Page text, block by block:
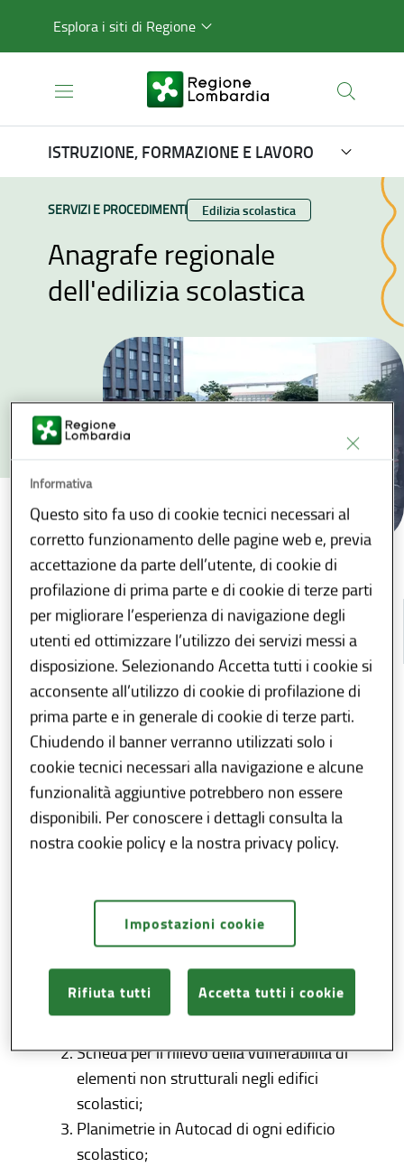
Esplora i siti di Regione
ISTRUZIONE, FORMAZIONE E LAVORO
TIPO CONTENUTO:
SERVIZI E PROCEDIMENTI Categoria:
Edilizia scolastica
Anagrafe regionale
dell'edilizia scolastica
... / Anagrafe regionale dell'edilizia scolastica
INDICE
Condividi E-reader Download
Descrizione
Il portale, mette a disposizione dei soggetti
abilitati (Comuni, Scuole, Province,
informazioni:
Schede dell'Anagrafe degli Edifici
Scolastici relative al Censimento
Scheda per il rilievo della vulnerabilità di
elementi non strutturali negli edifici
scolastici;
Planimetrie in Autocad di ogni edificio
scolastico;
Informativa
Questo sito fa uso di cookie tecnici necessari al
corretto funzionamento delle pagine web e, previa
accettazione da parte dell’utente, di cookie di
profilazione di prima parte e di cookie di terze parti
per migliorare l’esperienza di navigazione degli
utenti ed ottimizzare l’utilizzo dei servizi messi a
disposizione. Selezionando Accetta tutti i cookie si
acconsente all’utilizzo di cookie di profilazione di
prima parte e in generale di cookie di terze parti.
Chiudendo il banner verranno utilizzati solo i
cookie tecnici necessari alla navigazione e alcune
funzionalità aggiuntive potrebbero non essere
disponibili. Per conoscere i dettagli consulta la
nostra cookie policy e la nostra privacy policy.
Impostazioni cookie
Rifiuta tutti Accetta tutti i cookie